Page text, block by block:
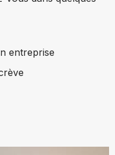
entreprise